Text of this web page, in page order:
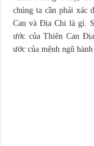
chúng ta cần phải
Can và Địa Chi là gì.
ước của Thiên Can
ước của mệnh ngũ